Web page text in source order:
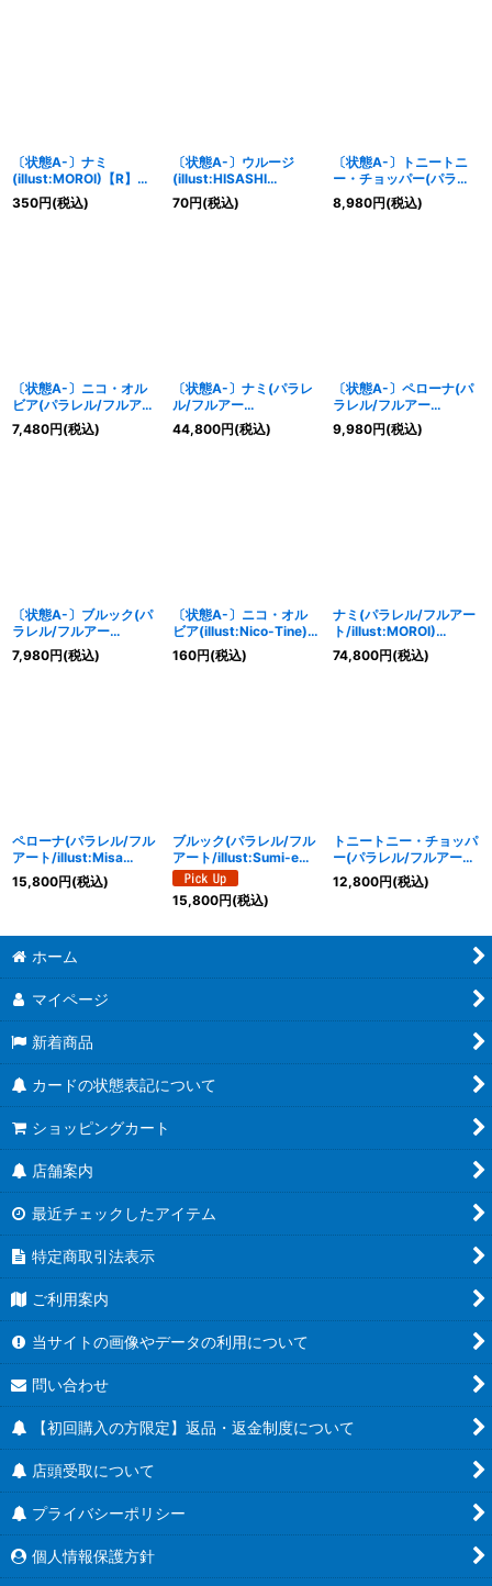
〔状態A-〕ナミ
(illust:MOROI)【R】
{OP09-050}
350円(税込)
〔状態A-〕ウルージ
(illust:HISASHI
HUJIWARA)【R】
{OP07-021}
70円(税込)
〔状態A-〕トニートニ
ー・チョッパー(パラレ
ル/フルアー
ト/illust:Misa Matoki)
8,980円(税込)
〔状態A-〕ニコ・オル
ビア(パラレル/フルアー
ト/illust:Nico-Tine)
【C/P】{OP09-106}
7,480円(税込)
〔状態A-〕ナミ(パラレ
ル/フルアー
ト/illust:MOROI)
【R/P】{OP09-050}
44,800円(税込)
〔状態A-〕ペローナ(パ
ラレル/フルアー
ト/illust:Misa Matoki)
【UC/P】{OP01-077}
9,980円(税込)
〔状態A-〕ブルック(パ
ラレル/フルアー
ト/illust:Sumi-e Artist
OKAZU)【SR/P】
7,980円(税込)
〔状態A-〕ニコ・オル
ビア(illust:Nico-Tine)
【C】{OP09-106}
160円(税込)
ナミ(パラレル/フルアー
ト/illust:MOROI)
【R/P】{OP09-050}
74,800円(税込)
ペローナ(パラレル/フル
アート/illust:Misa
Matoki)【UC/P】
{OP01-077}
15,800円(税込)
ブルック(パラレル/フル
アート/illust:Sumi-e
Artist OKAZU)
【SR/P】{EB01-046}
15,800円(税込)
トニートニー・チョッパ
ー(パラレル/フルアー
ト/illust:Misa Matoki)
【SR/P】{EB01-006}
12,800円(税込)
ホーム
マイページ
新着商品
カードの状態表記について
ショッピングカート
店舗案内
最近チェックしたアイテム
特定商取引法表示
ご利用案内
当サイトの画像やデータの利用について
問い合わせ
【初回購入の方限定】返品・返金制度について
店頭受取について
プライバシーポリシー
個人情報保護方針